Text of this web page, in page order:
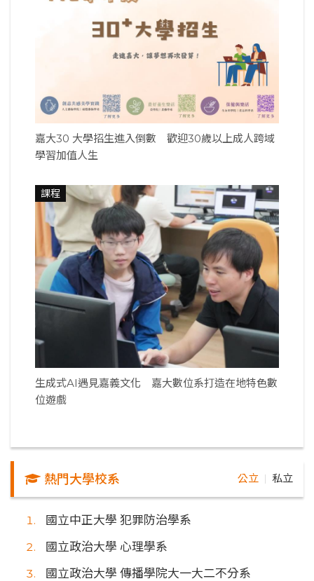
嘉大30 大學招生進入倒數 歡迎30歲以上成人跨域
學習加值人生
課程
生成式AI遇見嘉義文化 嘉大數位系打造在地特色數
位遊戲
熱門大學校系 公立 私立
國立中正大學 犯罪防治學系
國立政治大學 心理學系
國立政治大學 傳播學院大一大二不分系